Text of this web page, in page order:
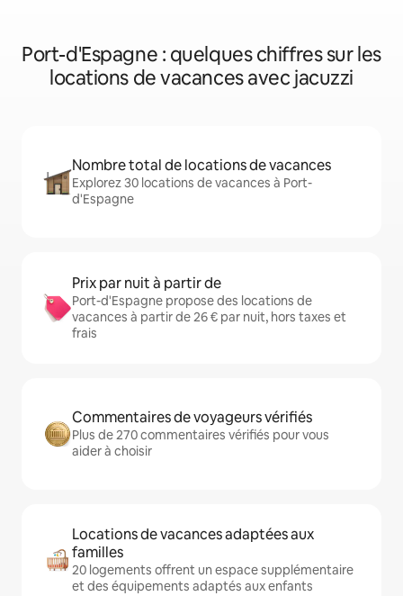
Port-d'Espagne : quelques chiffres sur les
locations de vacances avec jacuzzi
Nombre total de locations de vacances
Explorez 30 locations de vacances à Port-
d'Espagne
Prix par nuit à partir de
Port-d'Espagne propose des locations de
vacances à partir de 26 € par nuit, hors taxes et
frais
Commentaires de voyageurs vérifiés
Plus de 270 commentaires vérifiés pour vous
aider à choisir
Locations de vacances adaptées aux
familles
20 logements offrent un espace supplémentaire
et des équipements adaptés aux enfants